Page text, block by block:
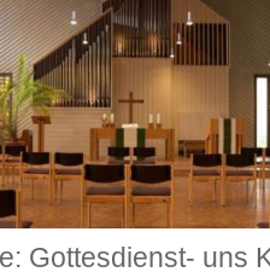
Gottesdienst- uns